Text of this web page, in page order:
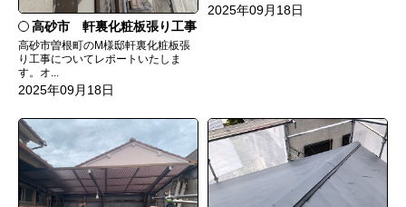
高砂市 軒裏化粧板張り工事
高砂市曽根町のM様邸軒裏化粧板張
り工事についてレポートいたしま
す。オ...
2025年09月18日
2025年09月18日